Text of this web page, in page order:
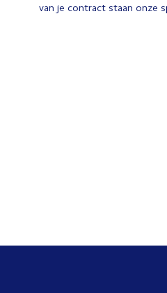
van je contract staan onze